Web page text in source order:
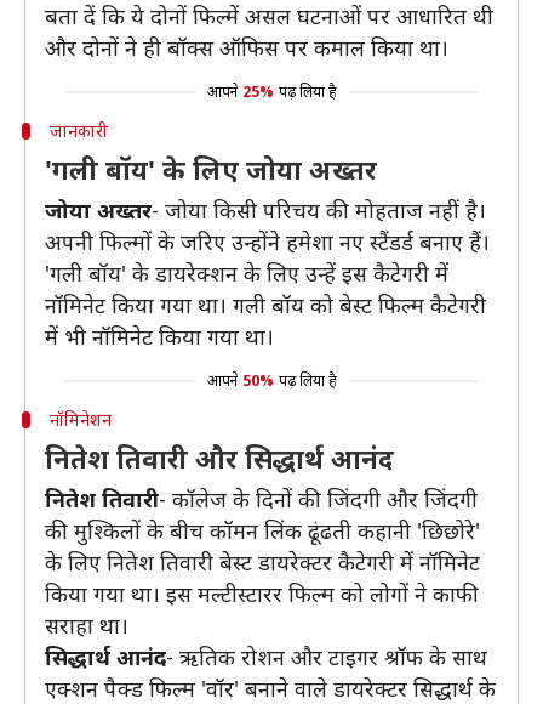
बता दें कि ये दोनों फिल्में असल घटनाओं पर आधारित थी
और दोनों ने ही बॉक्स ऑफिस पर कमाल किया था।
आपने 25% पढ़ लिया है
जानकारी
'गली बॉय' के लिए जोया अख्तर
जोया अख्तर- जोया किसी परिचय की मोहताज नहीं है।
अपनी फिल्मों के जरिए उन्होंने हमेशा नए स्टैंडर्ड बनाए हैं।
'गली बॉय' के डायरेक्शन के लिए उन्हें इस कैटेगरी में
नॉमिनेट किया गया था। गली बॉय को बेस्ट फिल्म कैटेगरी
में भी नॉमिनेट किया गया था।
आपने 50% पढ़ लिया है
नॉमिनेशन
नितेश तिवारी और सिद्धार्थ आनंद
नितेश तिवारी- कॉलेज के दिनों की जिंदगी और जिंदगी
की मुश्किलों के बीच कॉमन लिंक ढूंढती कहानी 'छिछोरे'
के लिए नितेश तिवारी बेस्ट डायरेक्टर कैटेगरी में नॉमिनेट
किया गया था। इस मल्टीस्टारर फिल्म को लोगों ने काफी
सराहा था।
सिद्धार्थ आनंद- ऋतिक रोशन और टाइगर श्रॉफ के साथ
एक्शन पैक्ड फिल्म 'वॉर' बनाने वाले डायरेक्टर सिद्धार्थ के